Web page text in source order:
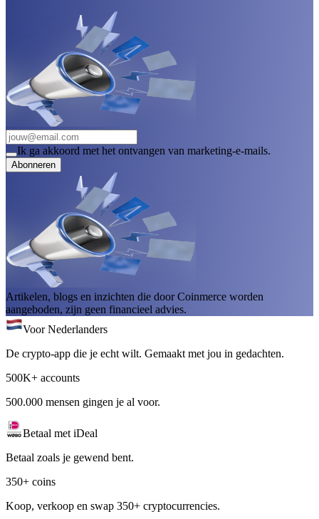
Ik ga akkoord met het ontvangen van marketing-e-mails.
Abonneren
Artikelen, blogs en inzichten die door Coinmerce worden
aangeboden, zijn geen financieel advies.
Voor Nederlanders
De crypto-app die je echt wilt. Gemaakt met jou in gedachten.
500K+ accounts
500.000 mensen gingen je al voor.
Betaal met iDeal
Betaal zoals je gewend bent.
350+ coins
Koop, verkoop en swap 350+ cryptocurrencies.